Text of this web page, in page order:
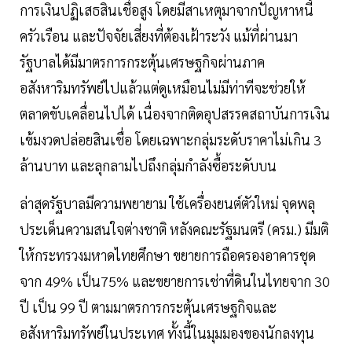
การเงินปฏิเสธสินเชื่อสูง โดยมีสาเหตุมาจากปัญหาหนี้
ครัวเรือน และปัจจัยเสี่ยงที่ต้องเฝ้าระวัง แม้ที่ผ่านมา
รัฐบาลได้มีมาตรการกระตุ้นเศรษฐกิจผ่านภาค
อสังหาริมทรัพย์ไปแล้วแต่ดูเหมือนไม่มีท่าทีจะช่วยให้
ตลาดขับเคลื่อนไปได้ เนื่องจากติดอุปสรรคสถาบันการเงิน
เข้มงวดปล่อยสินเชื่อ โดยเฉพาะกลุ่มระดับราคาไม่เกิน 3
ล้านบาท และลุกลามไปถึงกลุ่มกำลังซื้อระดับบน
ล่าสุดรัฐบาลมีความพยายาม ใช้เครื่องยนต์ตัวใหม่ จุดพลุ
ประเด็นความสนใจต่างชาติ หลังคณะรัฐมนตรี (ครม.) มีมติ
ให้กระทรวงมหาดไทยศึกษา ขยายการถือครองอาคารชุด
จาก 49% เป็น75% และขยายการเช่าที่ดินในไทยจาก 30
ปี เป็น 99 ปี ตามมาตรการกระตุ้นเศรษฐกิจและ
อสังหาริมทรัพย์ในประเทศ ทั้งนี้ในมุมมองของนักลงทุน